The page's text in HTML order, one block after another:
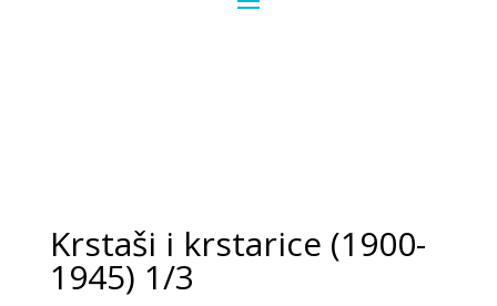
Krstaši i krstarice (1900-
1945) 1/3